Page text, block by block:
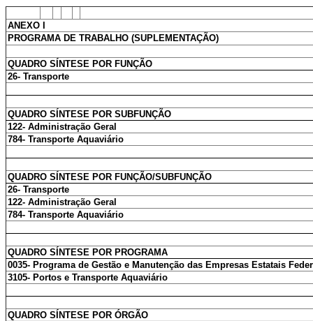
ANEXO I
PROGRAMA DE TRABALHO (SUPLEMENTAÇÃO)
QUADRO SÍNTESE POR FUNÇÃO
26- Transporte
QUADRO SÍNTESE POR SUBFUNÇÃO
122- Administração Geral
784- Transporte Aquaviário
QUADRO SÍNTESE POR FUNÇÃO/SUBFUNÇÃO
26- Transporte
122- Administração Geral
784- Transporte Aquaviário
QUADRO SÍNTESE POR PROGRAMA
0035- Programa de Gestão e Manutenção das Empresas Estatais
3105- Portos e Transporte Aquaviário
QUADRO SÍNTESE POR ÓRGÃO